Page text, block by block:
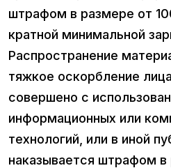
штрафом в размере от
кратной минимальной
Распространение
тяжкое оскорбление
совершено с
информационных или
технологий, или в иной
наказывается штрафом